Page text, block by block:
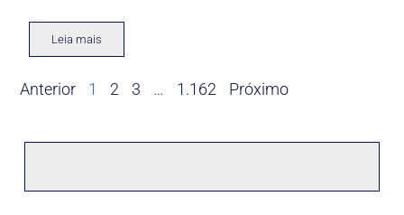
Leia mais
Anterior 1 2 3 … 1.162 Próximo